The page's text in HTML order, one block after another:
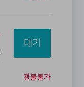
환불불가